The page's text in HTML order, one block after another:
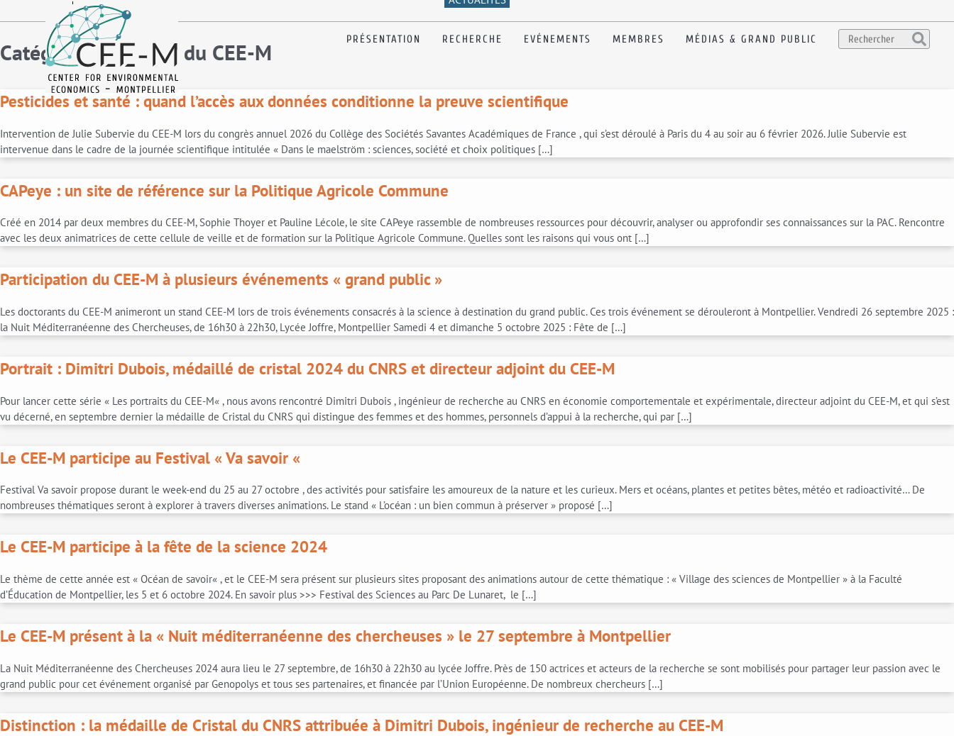
en
PRÉSENTATION RECHERCHE EVÉNEMENTS MEMBRES MÉDIAS & GRAND PUBLIC
Catégories pour Vie du CEE-M
Pesticides et santé : quand l’accès aux données conditionne la preuve scientifique
Intervention de Julie Subervie du CEE-M lors du congrès annuel 2026 du Collège des Sociétés Savantes Académiques de France , qui s’est déroulé à Paris du 4 au soir au 6 février 2026. Julie Subervie est
intervenue dans le cadre de la journée scientifique intitulée « Dans le maelström : sciences, société et choix politiques […]
CAPeye : un site de référence sur la Politique Agricole Commune
Créé en 2014 par deux membres du CEE-M, Sophie Thoyer et Pauline Lécole, le site CAPeye rassemble de nombreuses ressources pour découvrir, analyser ou approfondir ses connaissances sur la PAC. Rencontre
avec les deux animatrices de cette cellule de veille et de formation sur la Politique Agricole Commune. Quelles sont les raisons qui vous ont […]
Participation du CEE-M à plusieurs événements « grand public »
Les doctorants du CEE-M animeront un stand CEE-M lors de trois événements consacrés à la science à destination du grand public. Ces trois événement se dérouleront à Montpellier. Vendredi 26 septembre 2025 :
la Nuit Méditerranéenne des Chercheuses, de 16h30 à 22h30, Lycée Joffre, Montpellier Samedi 4 et dimanche 5 octobre 2025 : Fête de […]
Portrait : Dimitri Dubois, médaillé de cristal 2024 du CNRS et directeur adjoint du CEE-M
Pour lancer cette série « Les portraits du CEE-M« , nous avons rencontré Dimitri Dubois , ingénieur de recherche au CNRS en économie comportementale et expérimentale, directeur adjoint du CEE-M, et qui s’est
vu décerné, en septembre dernier la médaille de Cristal du CNRS qui distingue des femmes et des hommes, personnels d’appui à la recherche, qui par […]
Le CEE-M participe au Festival « Va savoir «
Festival Va savoir propose durant le week-end du 25 au 27 octobre , des activités pour satisfaire les amoureux de la nature et les curieux. Mers et océans, plantes et petites bêtes, météo et radioactivité… De
nombreuses thématiques seront à explorer à travers diverses animations. Le stand « L’océan : un bien commun à préserver » proposé […]
Le CEE-M participe à la fête de la science 2024
Le thème de cette année est « Océan de savoir« , et le CEE-M sera présent sur plusieurs sites proposant des animations autour de cette thématique : « Village des sciences de Montpellier » à la Faculté
d’Éducation de Montpellier, les 5 et 6 octobre 2024. En savoir plus >>> Festival des Sciences au Parc De Lunaret, le […]
Le CEE-M présent à la « Nuit méditerranéenne des chercheuses » le 27 septembre à Montpellier
La Nuit Méditerranéenne des Chercheuses 2024 aura lieu le 27 septembre, de 16h30 à 22h30 au lycée Joffre. Près de 150 actrices et acteurs de la recherche se sont mobilisés pour partager leur passion avec le
grand public pour cet événement organisé par Genopolys et tous ses partenaires, et financée par l’Union Européenne. De nombreux chercheurs […]
Distinction : la médaille de Cristal du CNRS attribuée à Dimitri Dubois, ingénieur de recherche au CEE-M